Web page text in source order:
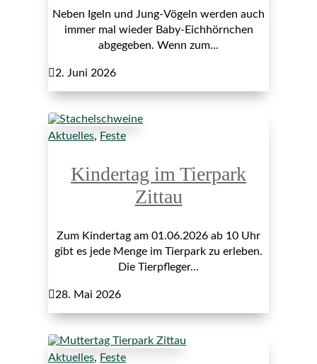
Neben Igeln und Jung-Vögeln werden auch
immer mal wieder Baby-Eichhörnchen
abgegeben. Wenn zum...
2. Juni 2026
Aktuelles, Feste
Kindertag im Tierpark
Zittau
Zum Kindertag am 01.06.2026 ab 10 Uhr
gibt es jede Menge im Tierpark zu erleben.
Die Tierpfleger...
28. Mai 2026
Aktuelles, Feste